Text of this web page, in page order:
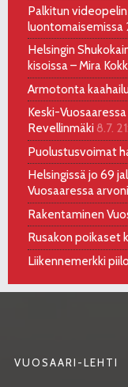
Palkitun
luontomaisemissa
Helsingin
kisoissa – Mira
Armotonta
Keski-
Revellinmäki 8.7.
Puolustusvoimat
Helsingissä jo 69
Vuosaaressa
Rakentaminen
Rusakon poikaset
Liikennemerkki
VUOSAARI-LEHTI